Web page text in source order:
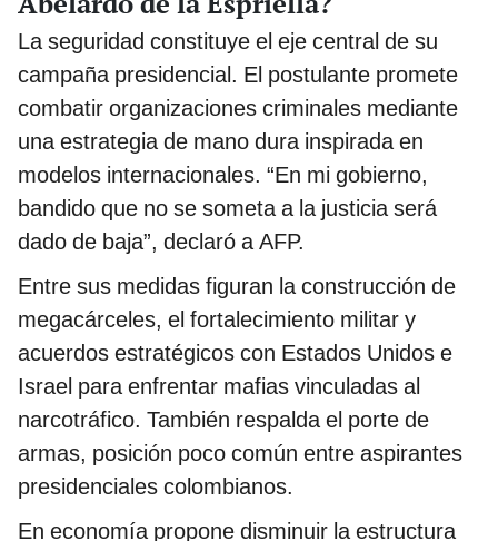
La seguridad constituye el eje central de su
campaña presidencial. El postulante promete
combatir organizaciones criminales mediante
una estrategia de mano dura inspirada en
modelos internacionales. “En mi gobierno,
bandido que no se someta a la justicia será
dado de baja”, declaró a AFP.
Entre sus medidas figuran la construcción de
megacárceles, el fortalecimiento militar y
acuerdos estratégicos con Estados Unidos e
Israel para enfrentar mafias vinculadas al
narcotráfico. También respalda el porte de
armas, posición poco común entre aspirantes
presidenciales colombianos.
En economía propone disminuir la estructura